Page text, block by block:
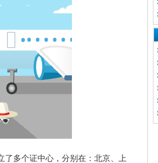
多个证中心，分别在：北京、上